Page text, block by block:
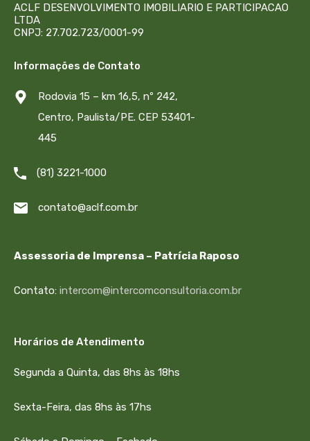
ACLF DESENVOLVIMENTO IMOBILIARIO E PARTICIPACAO
LTDA
CNPJ: 27.702.723/0001-99
Informações de Contato
Rodovia 15 – km 16,5, nº 242,
Centro, Paulista/PE. CEP 53401-
445
(81) 3221-1000
contato@aclf.com.br
Assessoria de Imprensa – Patrícia Raposo
Contato: intercom@intercomconsultoria.com.br
Horários de Atendimento
Segunda a Quinta, das 8hs às 18hs
Sexta-Feira, das 8hs às 17hs